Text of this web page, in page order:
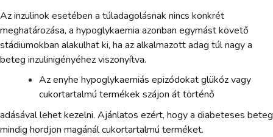
Az inzulinok esetében a túladagolásnak nincs konkrét
meghatározása, a hypoglykaemia azonban egymást követő
stádiumokban alakulhat ki, ha az alkalmazott adag túl nagy a
beteg inzulinigényéhez viszonyítva.
Az enyhe hypoglykaemiás epizódokat glükóz vagy
cukortartalmú termékek szájon át történő
adásával lehet kezelni. Ajánlatos ezért, hogy a diabeteses beteg
mindig hordjon magánál cukortartalmú terméket.